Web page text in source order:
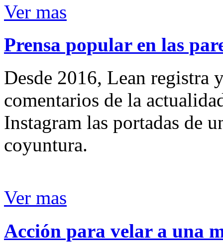
Ver mas
Prensa popular en las
Desde 2016, Lean registra
comentarios de la
Instagram las portadas de
coyuntura.
Ver mas
Acción para velar a una